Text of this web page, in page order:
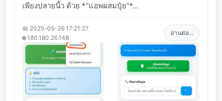
เพียงปลายนิ้ว ด้วย *"แอพผสมปุ๋ย"*...
📅 2025-05-26 17:21:27
🌐 180.180.26.148
อ่านต่อ...